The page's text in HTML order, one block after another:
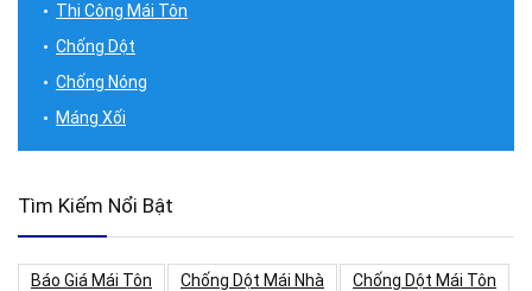
Thi Công Mái Tôn
Chống Dột
Chống Nóng
Máng Xối
Tìm Kiếm Nổi Bật
Báo Giá Mái Tôn Chống Dột Mái Nhà
Chống Dột Mái Tôn